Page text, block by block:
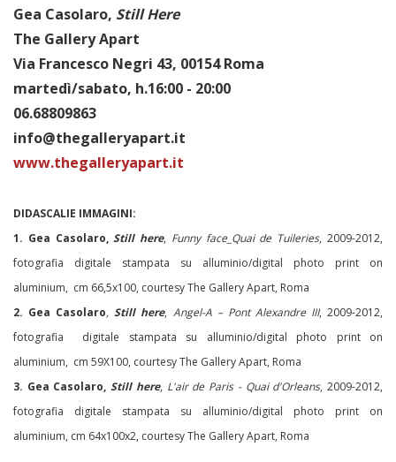
Gea Casolaro, Still Here
The Gallery Apart
Via Francesco Negri 43, 00154 Roma
martedì/sabato, h.16:00 - 20:00
06.68809863
info@thegalleryapart.it
www.thegalleryapart.it
DIDASCALIE IMMAGINI:
1. Gea Casolaro,Still here, Funny face_Quai de Tuileries, 2009-2012,
fotografia digitale stampata su alluminio/digital photo print on
aluminium, cm 66,5x100, courtesy The Gallery Apart, Roma
2. Gea Casolaro,Still here, Angel-A – Pont Alexandre III, 2009-2012,
fotografia digitale stampata su alluminio/digital photo print on
aluminium, cm 59X100, courtesy The Gallery Apart, Roma
3. Gea Casolaro,Still here, L'air de Paris - Quai d'Orleans, 2009-2012,
fotografia digitale stampata su alluminio/digital photo print on
aluminium, cm 64x100x2, courtesy The Gallery Apart, Roma